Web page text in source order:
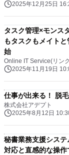
2025年12月25日
タスク管理×モンス
もタスクもメイト
始
Online IT Service(リン
2025年11月19日
仕事が出来る！ 脱
株式会社アデプト
2025年8月12日
秘書業務支援シス
対応と直感的な操